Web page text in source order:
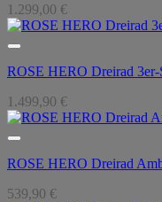
1.299,00 €
ROSE HERO Dreirad
1.499,90 €
ROSE HERO Dreirad
539,90 €